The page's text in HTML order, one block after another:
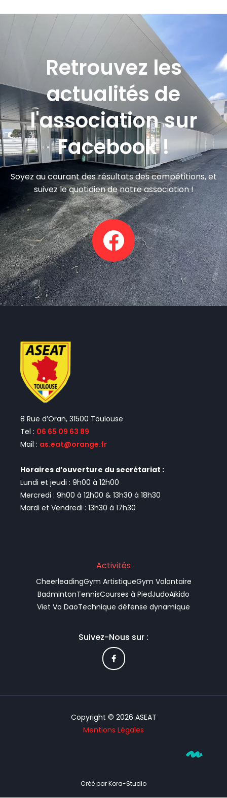
Retrouvez les
actualités de
l'association sur
Facebook !
Soyez au courant des résultats des compétitions, et
suivez le quotidien de notre association !
8 Rue d’Oran, 31500 Toulouse
Tel : 06 65 09 63 89
Mail : as.eat@orange.fr
Horaires d’ouverture du secrétariat :
Lundi et jeudi : 9h00 à 12h00
Mercredi : 9h00 à 12h00 & 13h30 à 18h30
Mardi et Vendredi : 13h30 à 17h30
Activités
CheerleadingGym ArtistiqueGym Volontaire
BadmintonTennisCourses à PiedJudoAïkido
Viet Vo DaoTechnique défense dynamique
Suivez-Nous sur :
F
a
c
e
o
f
Copyright © 2026 ASEAT
Mentions Légales
Créé par Kora-Studio